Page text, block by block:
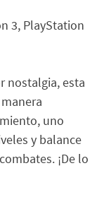
3, PlayStation
nostalgia, esta
uno
y balance
¡De lo